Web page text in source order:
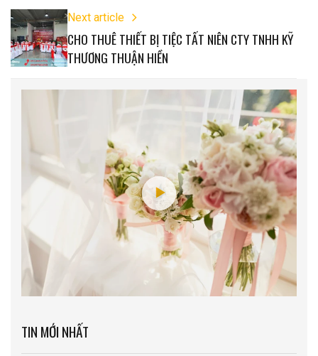
Next article
CHO THUÊ THIẾT BỊ TIỆC TẤT NIÊN CTY TNHH KỸ
THƯƠNG THUẬN HIỀN
TIN MỚI NHẤT